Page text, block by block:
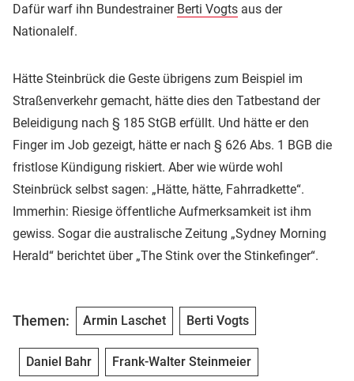
Dafür warf ihn Bundestrainer Berti Vogts aus der
Nationalelf.
Hätte Steinbrück die Geste übrigens zum Beispiel im
Straßenverkehr gemacht, hätte dies den Tatbestand der
Beleidigung nach § 185 StGB erfüllt. Und hätte er den
Finger im Job gezeigt, hätte er nach § 626 Abs. 1 BGB die
fristlose Kündigung riskiert. Aber wie würde wohl
Steinbrück selbst sagen: „Hätte, hätte, Fahrradkette“.
Immerhin: Riesige öffentliche Aufmerksamkeit ist ihm
gewiss. Sogar die australische Zeitung „Sydney Morning
Herald“ berichtet über „The Stink over the Stinkefinger“.
Themen: Armin Laschet Berti Vogts
Daniel Bahr Frank-Walter Steinmeier